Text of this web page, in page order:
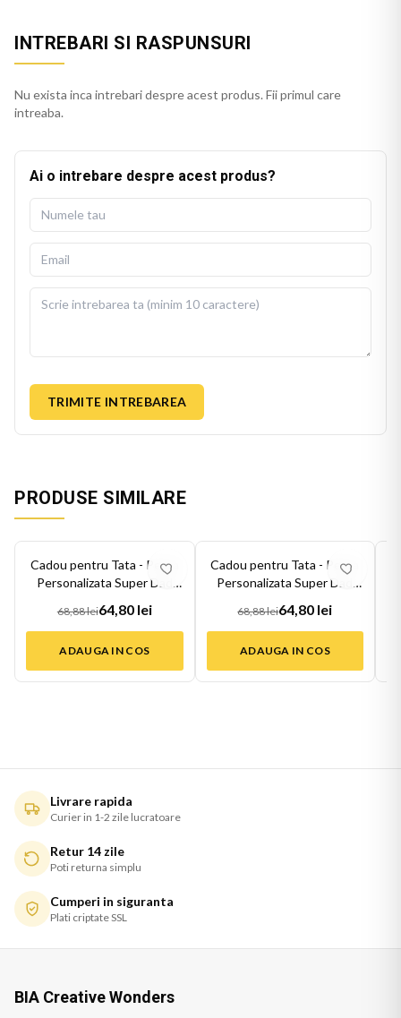
INTREBARI SI RASPUNSURI
Nu exista inca intrebari despre acest produs. Fii primul care
intreaba.
Ai o intrebare despre acest produs?
TRIMITE INTREBAREA
PRODUSE SIMILARE
6%
Cadou pentru Tata - Perna
Personalizata Super Dad
68,88 lei64,80 lei
ADAUGA IN COS
6%
Cadou pentru Tata - Perna
Personalizata Super Dad
68,88 lei64,80 lei
ADAUGA IN COS
Livrare rapida
Curier in 1-2 zile lucratoare
Retur 14 zile
Poti returna simplu
Cumperi in siguranta
Plati criptate SSL
BIA Creative Wonders